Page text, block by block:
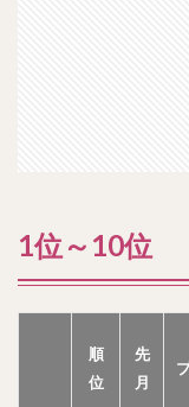
1位～10位
順
位
先
月